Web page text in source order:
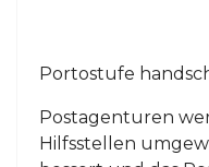
Portostufe
Postagenturen
Hilfsstellen